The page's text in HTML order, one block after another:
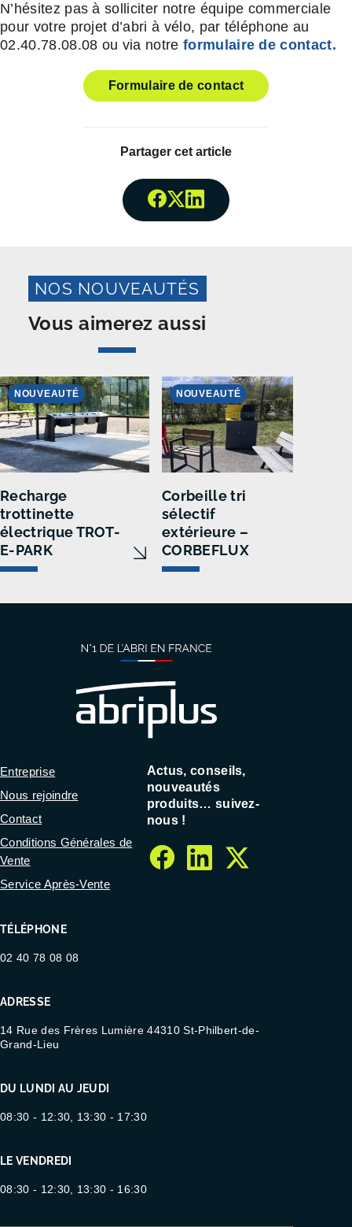
N’hésitez pas à solliciter notre équipe commerciale
pour votre projet d’abri à vélo, par téléphone au
02.40.78.08.08 ou via notre formulaire de contact.
Formulaire de contact
Partager cet article
Partager surFacebook
Partager surTwitter
Partager
NOS NOUVEAUTÉS
Vous aimerez aussi
Recharge
trottinette
électrique TROT-
E-PARK
NOUVEAUTÉ
Corbeille tri
sélectif
extérieure –
CORBEFLUX
NOUVEAUTÉ
TÉLÉPHONE
02 40 78 08 08
ADRESSE
14 Rue des Frères Lumière 44310 St-Philbert-de-
Grand-Lieu
DU LUNDI AU JEUDI
08:30 - 12:30, 13:30 - 17:30
LE VENDREDI
08:30 - 12:30, 13:30 - 16:30
Entreprise
Nous rejoindre
Contact
Conditions Générales de
Vente
Service Après-Vente
Actus, conseils,
nouveautés
produits… suivez-
nous !
facebook
linkedin
twitter